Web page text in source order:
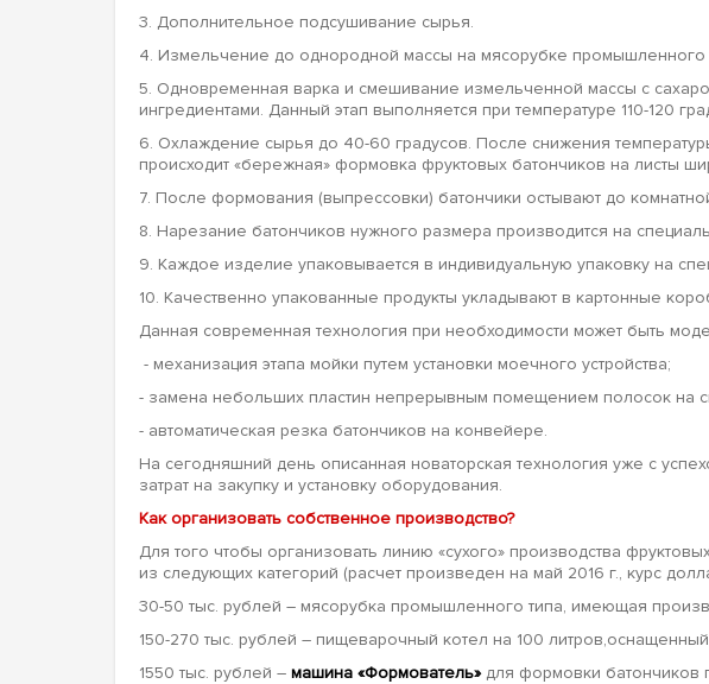
3. Дополнительное подсушивание сырья.
4. Измельчение до однородной массы на мясорубке промышленного
5. Одновременная варка и смешивание измельченной массы с
ингредиентами. Данный этап выполняется при температуре 110-120
6. Охлаждение сырья до 40-60 градусов. После снижения
происходит «бережная» формовка фруктовых батончиков на листы
7. После формования (выпрессовки) батончики остывают до
8. Нарезание батончиков нужного размера производится на
9. Каждое изделие упаковывается в индивидуальную упаковку на
10. Качественно упакованные продукты укладывают в картонные
Данная современная технология при необходимости может быть
- механизация этапа мойки путем установки моечного устройства;
- замена небольших пластин непрерывным помещением полосок на
- автоматическая резка батончиков на конвейере.
На сегодняшний день описанная новаторская технология уже с
затрат на закупку и установку оборудования.
Как организовать собственное производство?
Для того чтобы организовать линию «сухого» производства
из следующих категорий (расчет произведен на май 2016 г., курс
30-50 тыс. рублей – мясорубка промышленного типа, имеющая
150-270 тыс. рублей – пищеварочный котел на 100
1550 тыс. рублей – машина «Формователь»для формовки батончиков